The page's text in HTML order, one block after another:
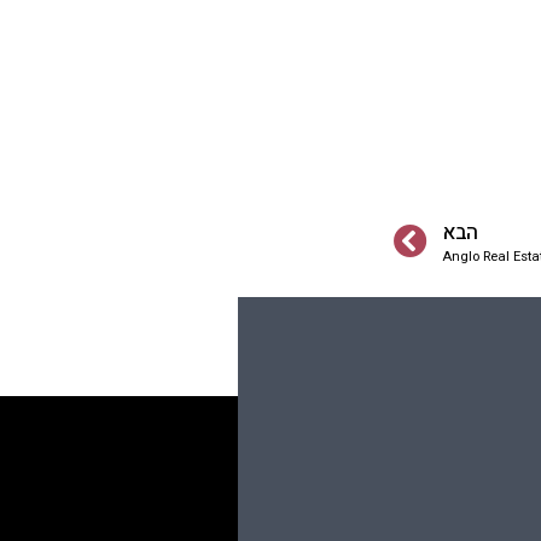
הבא
Anglo Real